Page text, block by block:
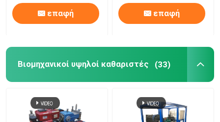
επαφή επαφή
Βιομηχανικοί υψηλοί καθαριστές (33)